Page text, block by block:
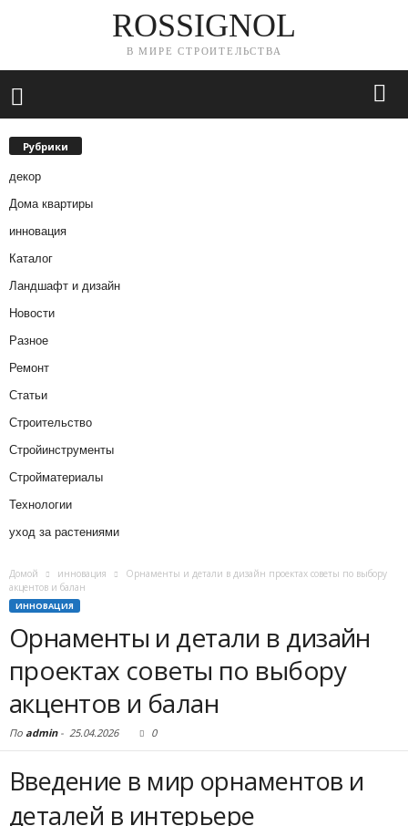
ROSSIGNOL
В МИРЕ СТРОИТЕЛЬСТВА
Рубрики
декор
Дома квартиры
инновация
Каталог
Ландшафт и дизайн
Новости
Разное
Ремонт
Статьи
Строительство
Стройинструменты
Стройматериалы
Технологии
уход за растениями
Домой инновация
Орнаменты и детали в дизайн проектах советы по выбору
акцентов и балан
ИННОВАЦИЯ
Орнаменты и детали в дизайн
проектах советы по выбору
акцентов и балан
По admin- 25.04.2026 0
Введение в мир орнаментов и
деталей в интерьере